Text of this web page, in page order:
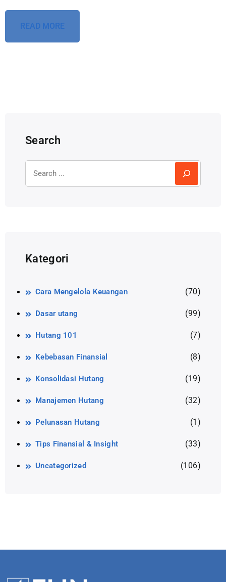
READ MORE
Search
Kategori
Cara Mengelola Keuangan (70)
Dasar utang (99)
Hutang 101 (7)
Kebebasan Finansial (8)
Konsolidasi Hutang (19)
Manajemen Hutang (32)
Pelunasan Hutang (1)
Tips Finansial & Insight (33)
Uncategorized (106)